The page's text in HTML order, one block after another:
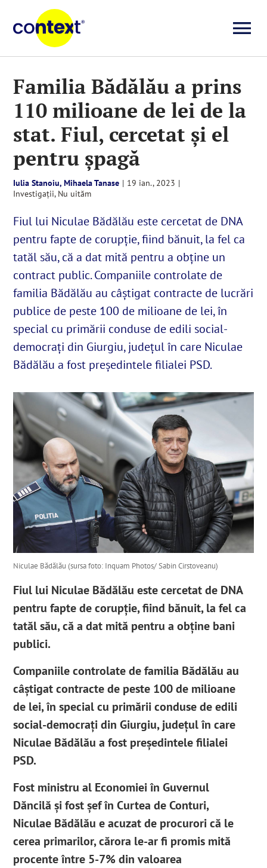
content
Știri
Seriale
Video
Despre noi
English
SUSȚINE
Cautare...
Familia Bădălău a prins
110 milioane de lei de la
stat. Fiul, cercetat și el
pentru șpagă
Iulia Stanoiu, Mihaela Tanase | 19 ian., 2023 |
Investigații, Nu uităm
Fiul lui Niculae Bădălău este cercetat de DNA
pentru fapte de corupție, fiind bănuit, la fel ca
tatăl său, că a dat mită pentru a obține un
contract public. Companiile controlate de
familia Bădălău au câștigat contracte de lucrări
publice de peste 100 de milioane de lei, în
special cu primării conduse de edili social-
democrați din Giurgiu, județul în care Niculae
Bădălău a fost președintele filialei PSD.
Niculae Bădălău (sursa foto: Inquam Photos/ Sabin Cirstoveanu)
Fiul lui Niculae Bădălău este cercetat de DNA
pentru fapte de corupție, fiind bănuit, la fel ca
tatăl său, că a dat mită pentru a obține bani
publici.
Companiile controlate de familia Bădălău au
câștigat contracte de peste 100 de milioane
de lei, în special cu primării conduse de edili
social-democrați din Giurgiu, județul în care
Niculae Bădălău a fost președintele filialei
PSD.
Fost ministru al Economiei în Guvernul
Dăncilă și fost șef în Curtea de Conturi,
Niculae Bădălău e acuzat de procurori că le
cerea primarilor, cărora le-ar fi promis mită
procente între 5-7% din valoarea